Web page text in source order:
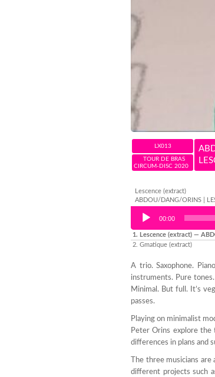
LX013
TOUR DE BRAS
CIRCUM-DISC 2020
Lescence (extract)
ABDOU/DANG/ORINS |
Audio Player
00:00
1. Lescence (extract) —
2. Gmatique (extract)
A trio. Saxophone.
instruments. Pure
Minimal. But full. It’s
passes.
Playing on minimalist
Peter Orins explore
differences in plans and
The three musicians
different projects such